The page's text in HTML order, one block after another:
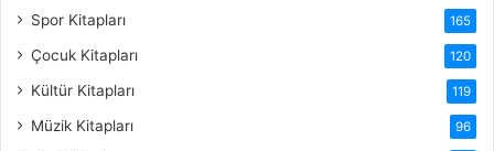
Spor Kitapları 165
Çocuk Kitapları 120
Kültür Kitapları 119
Müzik Kitapları 96